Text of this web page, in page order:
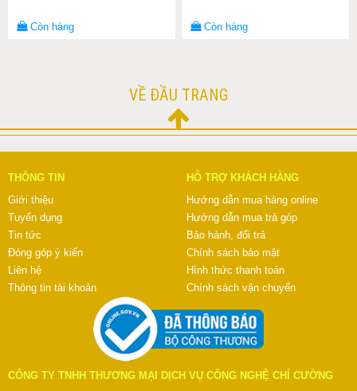
Còn hàng Còn hàng
VỀ ĐẦU TRANG
THÔNG TIN
Giới thiệu
Tuyển dụng
Tin tức
Đóng góp ý kiến
Liên hệ
Thông tin tài khoản
HỖ TRỢ KHÁCH HÀNG
Hướng dẫn mua hàng online
Hướng dẫn mua trả góp
Bảo hành, đổi trả
Chính sách bảo mật
Hình thức thanh toán
Chính sách vận chuyển
CÔNG TY TNHH THƯƠNG MẠI DỊCH VỤ CÔNG NGHỆ CHÍ CƯỜNG